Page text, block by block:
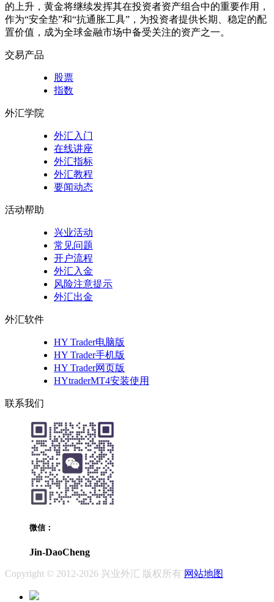
的上升，黄金将继续发挥其在投资者资产组合中的重要作用，
作为“安全垫”和“抗通胀工具”，为投资者提供长期、稳定的配
置价值，成为全球金融市场中备受关注的资产之一。
交易产品
股票
指数
外汇学院
外汇入门
在线讲座
外汇指标
外汇教程
要闻动态
活动帮助
兴业活动
常见问题
开户流程
外汇入金
风险注意提示
外汇出金
外汇软件
HY Trader电脑版
HY Trader手机版
HY Trader网页版
HYtraderMT4安装使用
联系我们
微信：
Jin-DaoCheng
Copyright © 2012-2026 兴业外汇 版权所有 网站地图